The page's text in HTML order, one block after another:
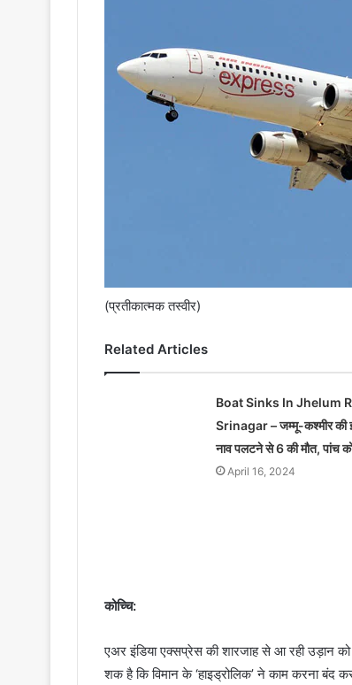
(प्रतीकात्मक तस्वीर)
Related Articles
Boat Sinks In Jhelum
Srinagar – जम्मू-कश्मीर की
नाव पलटने से 6 की मौत, पांच
April 16, 2024
कोच्चि:
एअर इंडिया एक्सप्रेस की शारजाह से आ रही उड़ान को
शक है कि विमान के ‘हाइड्रोलिक’ ने काम करना बंद